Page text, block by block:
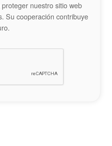
nuestro sitio web
Su cooperación contribuye